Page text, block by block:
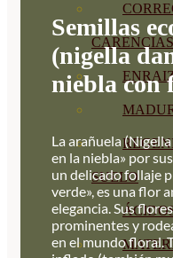
CARENCIAS
SUELO
Semillas
(nigella
niebla con
La arañuela
en la niebla» por
un delicado follaje
verde», es una flor
elegancia. Sus
prominentes y
en el mundo floral.